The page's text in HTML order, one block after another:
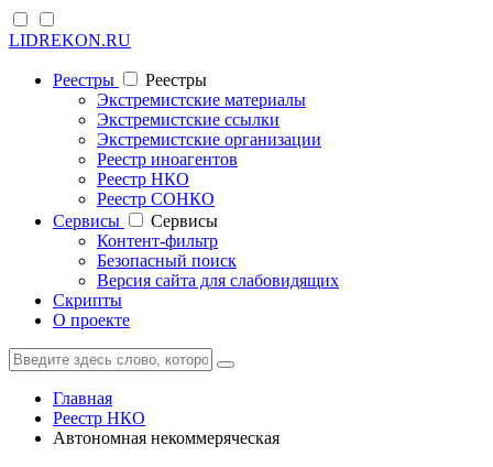
LIDREKON.RU
Реестры
Реестры
Экстремистские материалы
Экстремистские ссылки
Экстремистские организации
Реестр иноагентов
Реестр НКО
Реестр СОНКО
Cервисы
Cервисы
Контент-фильтр
Безопасный поиск
Версия сайта для слабовидящих
Скрипты
О проекте
Главная
Реестр НКО
Автономная некоммеряческая